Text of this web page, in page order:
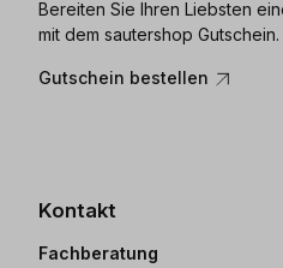
Bereiten Sie Ihren Liebsten
mit dem sautershop Gutschein.
Gutschein bestellen
Kontakt
Fachberatung